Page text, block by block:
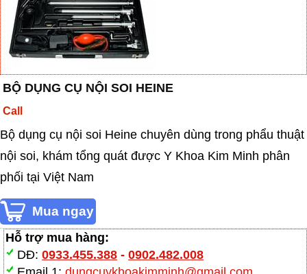
BỘ DỤNG CỤ NỘI SOI HEINE
Call
Bộ dụng cụ nội soi Heine chuyên dùng trong phẩu thuật
nội soi, khám tổng quát được Y Khoa Kim Minh phân
phối tại Việt Nam
Hỗ trợ mua hàng:
DĐ: 0933.455.388- 0902.482.008